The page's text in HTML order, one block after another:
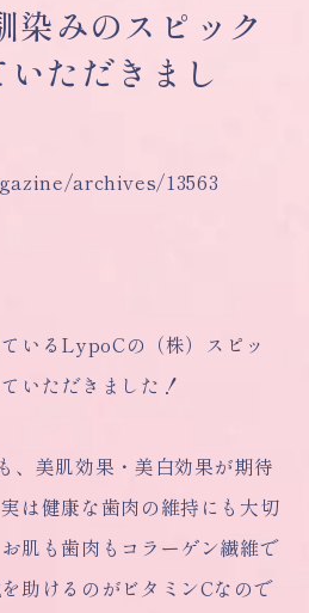
みのスピック
ただきまし
archives/13563
いるLypoCの（株）スピッ
いただきました！
、美肌効果・美白効果が期待
は健康な歯肉の維持にも大切
肌も歯肉もコラーゲン繊維で
助けるのがビタミンCなので